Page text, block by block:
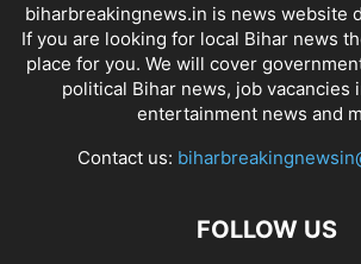
biharbreakingnews.in is news website
If you are looking for local Bihar news
place for you. We will cover
political Bihar news, job vacancies
entertainment news and
Contact us:
FOLLOW US